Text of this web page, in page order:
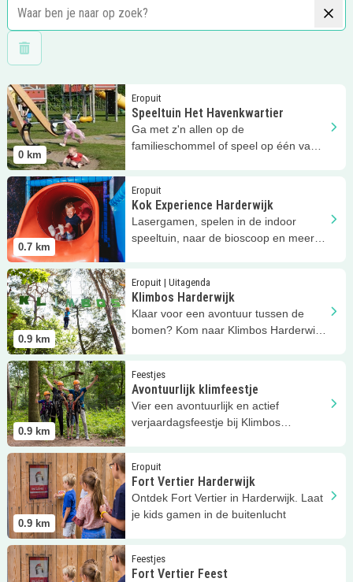
Wis filters
0 km
Eropuit
Speeltuin Het Havenkwartier
Ga met z'n allen op de
familieschommel of speel op één van
Lees meer Speeltuin Het Havenkwartier
0.7 km
Eropuit
Kok Experience Harderwijk
Lasergamen, spelen in de indoor
speeltuin, naar de bioscoop en meer
Lees meer Kok Experience Harderwijk
0.9 km
Eropuit | Uitagenda
Klimbos Harderwijk
Klaar voor een avontuur tussen de
bomen? Kom naar Klimbos Harderwijk,
Lees meer Klimbos Harderwijk
0.9 km
Feestjes
Avontuurlijk klimfeestje
Vier een avontuurlijk en actief
verjaardagsfeestje bij Klimbos
Lees meerAvontuurlijk klimfeestje
0.9 km
Eropuit
Fort Vertier Harderwijk
Ontdek Fort Vertier in Harderwijk. Laat
je kids gamen in de buitenlucht
Lees meer Fort Vertier Harderwijk
Feestjes
Fort Vertier Feest
Lees meer Fort Vertier Feest